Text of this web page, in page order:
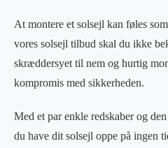
At montere et solsejl kan føles
vores solsejl tilbud skal du ikke
skræddersyet til nem og hurtig
kompromis med sikkerheden.
Med et par enkle redskaber og
du have dit solsejl oppe på ingen